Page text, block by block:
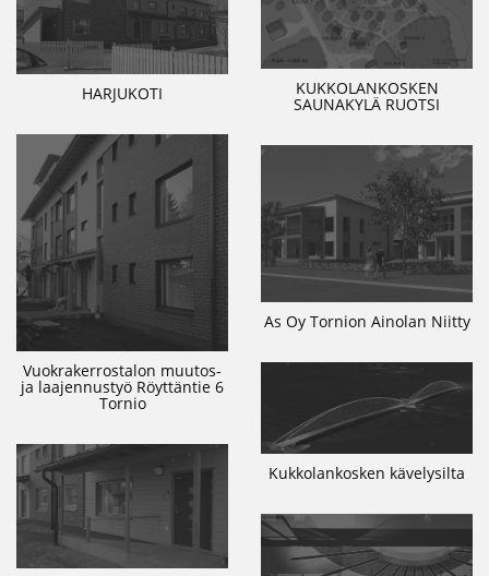
KUKKOLANKOSKEN
SAUNAKYLÄ RUOTSI
HARJUKOTI
Vuokrakerrostalon muutos-
ja laajennustyö Röyttäntie 6
Tornio
As Oy Tornion Ainolan Niitty
Kukkolankosken kävelysilta